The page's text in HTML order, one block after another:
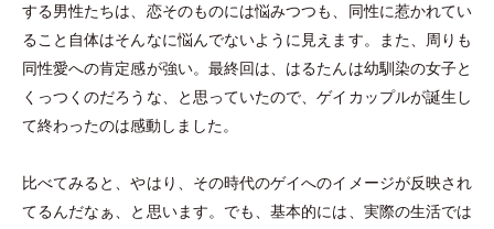
する男性たちは、恋そのものには悩みつつも、同性に惹かれてい
ること自体はそんなに悩んでないように見えます。また、周りも
同性愛への肯定感が強い。最終回は、はるたんは幼馴染の女子と
くっつくのだろうな、と思っていたので、ゲイカップルが誕生し
て終わったのは感動しました。
比べてみると、やはり、その時代のゲイへのイメージが反映され
てるんだなぁ、と思います。でも、基本的には、実際の生活では